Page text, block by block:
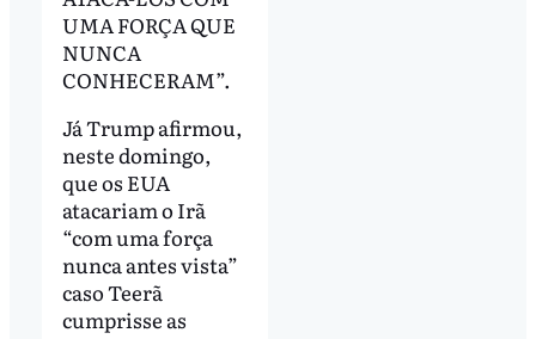
UMA FORÇA QUE
NUNCA
CONHECERAM”.
Já Trump afirmou,
neste domingo,
que os EUA
atacariam o Irã
“com uma força
nunca antes vista”
caso Teerã
cumprisse as